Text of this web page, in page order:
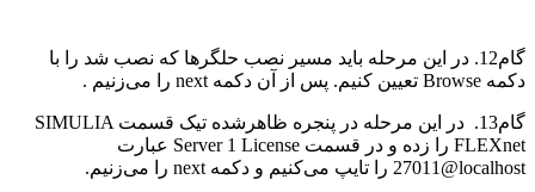
گام12. در این مرحله باید مسیر نصب حلگرها که نصب شد را با
دکمه Browse تعیین کنیم. پس از آن دکمه next را می‌زنیم .
گام13. در این مرحله در پنجره ظاهرشده تیک قسمت
SIMULIA
FLEXnet را زده و در قسمت License
Server 1 عبارت
27011@localhost را تایپ می‌کنیم و دکمه next را می‌زنیم.